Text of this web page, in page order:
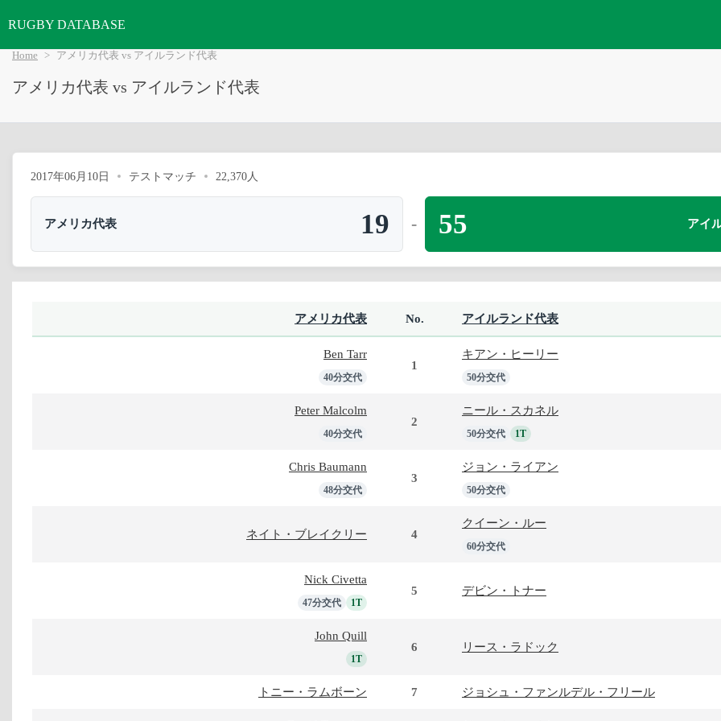
RUGBY DATABASE
Home アメリカ代表 vs アイルランド代表
アメリカ代表 vs アイルランド代表
2017年06月10日 テストマッチ 22,370人
アメリカ代表 19 - アイ
55
アメリカ代表 No. アイルランド代表
Ben Tarr
40分交代
1
キアン・ヒーリー
50分交代
Peter Malcolm
40分交代
2
ニール・スカネル
50分交代 1T
Chris Baumann
48分交代
3
ジョン・ライアン
50分交代
ネイト・ブレイクリー 4
クイーン・ルー
60分交代
Nick Civetta
47分交代 1T
5 デビン・トナー
John Quill
1T
6 リース・ラドック
トニー・ラムボーン 7 ジョシュ・ファンルデル・フリール